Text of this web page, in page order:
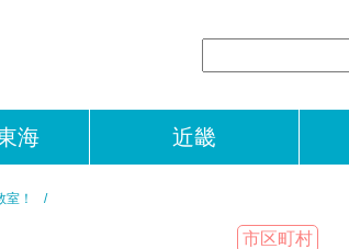
海 近畿
！
市区町村